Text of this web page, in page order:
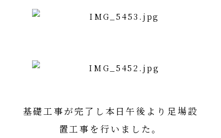
基礎工事が完了し本日午後より足場設
置工事を行いました。